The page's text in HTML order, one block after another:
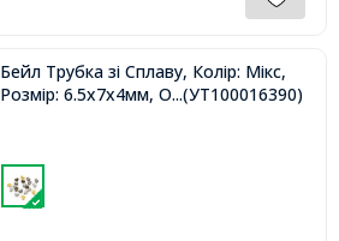
Бейл Трубка зі Сплаву, Колір: Мікс,
Розмір: 6.5x7x4мм, Отвір 1~2мм,
...(УТ100016390)